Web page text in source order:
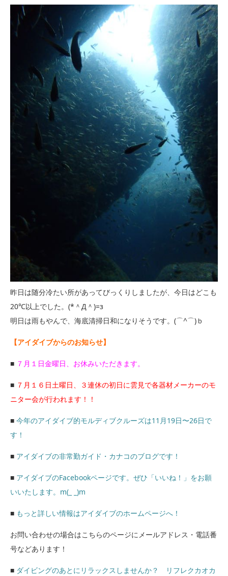
昨日は随分冷たい所があってびっくりしましたが、今日はどこも
20℃以上でした。(*＾Д＾)=з
明日は雨もやんで、海底清掃日和になりそうです。(⌒^⌒)ｂ
【アイダイブからのお知らせ】
■ ７月１日金曜日、お休みいただきます。
■ ７月１６日土曜日、３連休の初日に雲見で各器材メーカーのモ
ニター会が行われます！！
■ 今年のアイダイブ的モルディブクルーズは11月19日〜26日で
す！
■ アイダイブの非常勤ガイド・カナコのブログです！
■ アイダイブのFacebookページです。ぜひ「いいね！」をお願
いいたします。m(_ _)m
■ もっと詳しい情報はアイダイブのホームページへ！
お問い合わせの場合はこちらのページにメールアドレス・電話番
号などあります！
■ ダイビングのあとにリラックスしませんか？ リフレクカオカ